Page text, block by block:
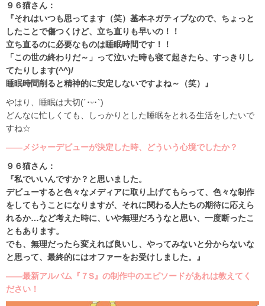
９６猫さん：
『それはいつも思ってます（笑）基本ネガティブなので、ちょっと
したことで傷つくけど、立ち直りも早いの！！
立ち直るのに必要なものは睡眠時間です！！
「この世の終わりだ～」って泣いた時も寝て起きたら、すっきりし
てたりします(^^)/
睡眠時間削ると精神的に安定しないですよね～（笑）』
やはり、睡眠は大切(´･ᵕ･`)
どんなに忙しくても、しっかりとした睡眠をとれる生活をしたいで
すね☆
――メジャーデビューが決定した時、どういう心境でしたか？
９６猫さん：
『私でいいんですか？と思いました。
デビューすると色々なメディアに取り上げてもらって、色々な制作
をしてもうことになりますが、それに関わる人たちの期待に応えら
れるか…など考えた時に、いや無理だろうなと思い、一度断ったこ
ともあります。
でも、無理だったら変えれば良いし、やってみないと分からないな
と思って、最終的にはオファーをお受けしました。』
――最新アルバム『７S』の制作中のエピソードがあれは教えてく
ださい！